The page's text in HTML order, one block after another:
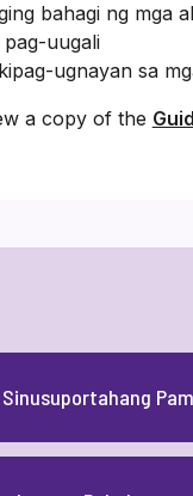
bahagi ng mga
uugali
ugnayan sa
a copy of the